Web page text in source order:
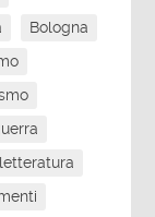
Bologna
letteratura